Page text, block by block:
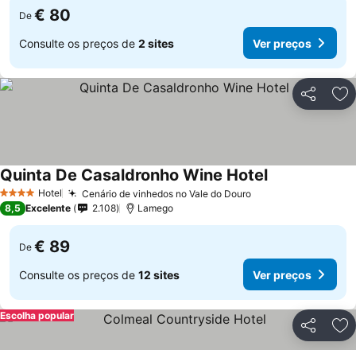
De € 80
Consulte os preços de 2 sites Ver preços
Partilhar
4 EstrelasHotel Cenário de vinhedos no Vale do Douro
Quinta De Casaldronho Wine Hotel
8,5 Excelente 2.108 Lamego
De € 89
Consulte os preços de 12 sites Ver preços
Partilhar
Escolha popular